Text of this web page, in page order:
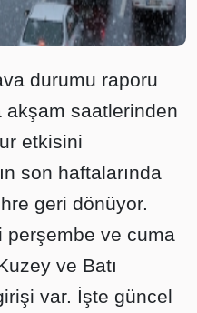
durumu raporu
akşam saatlerinden
etkisini
son haftalarında
geri dönüyor.
perşembe ve cuma
ve Batı
var. İşte güncel